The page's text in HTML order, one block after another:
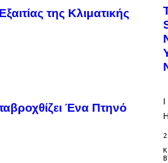
της Κλιματικής
Ένα Πτηνό
T
A
N
U
K
I
V
I
C
I